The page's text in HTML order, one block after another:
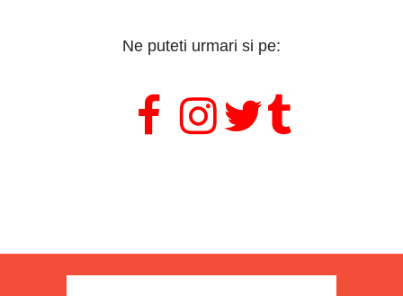
Ne puteti urmari si pe:
